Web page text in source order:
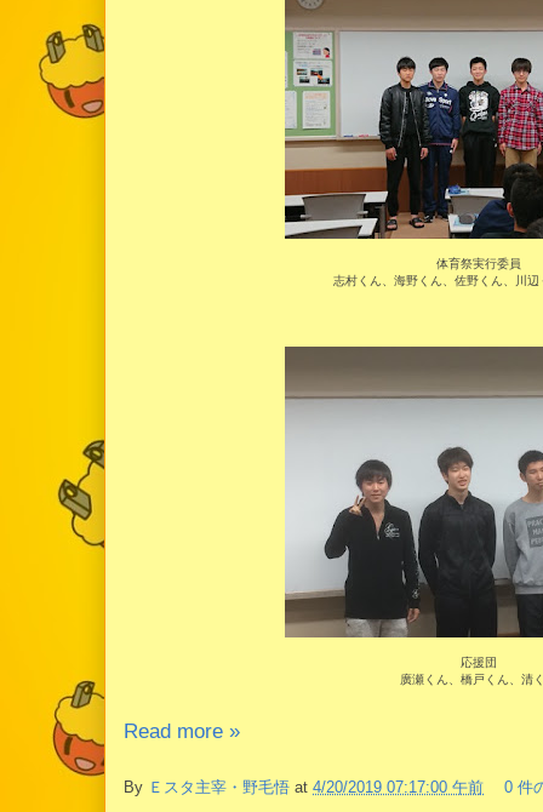
体育祭実行委員
志村くん、海野くん、佐野くん、川辺
応援団
廣瀬くん、橋戸くん、清
Read more »
By Ｅスタ主宰・野毛悟 at 4/20/2019 07:17:00 午前 0 件